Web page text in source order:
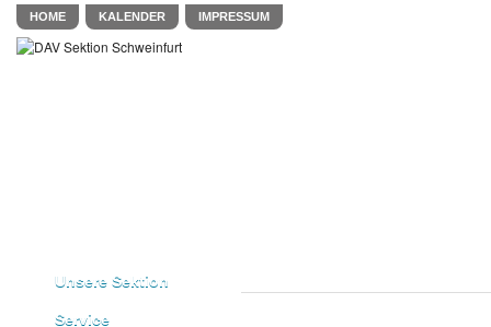
HOME KALENDER IMPRESSUM
Unsere Sektion
Service